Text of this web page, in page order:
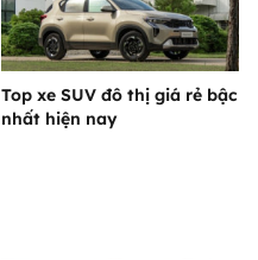
Top xe SUV đô thị giá rẻ bậc
nhất hiện nay